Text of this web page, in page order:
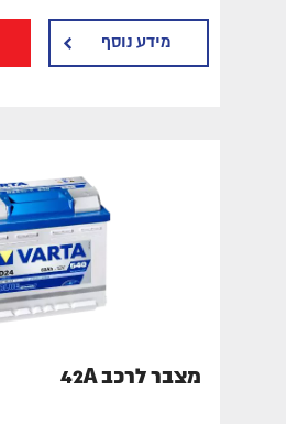
מידע נוסף
מצבר לרכב 42A